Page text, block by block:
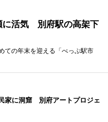
に活気 別府駅の高架下
ての年末を迎える「べっぷ駅市
家に洞窟 別府アートプロジェ